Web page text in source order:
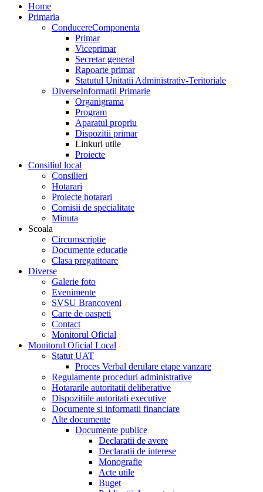
Home
Primaria
ConducereComponenta
Primar
Viceprimar
Secretar general
Rapoarte primar
Statutul Unitatii Administrativ-Teritoriale
DiverseInformatii Primarie
Organigrama
Program
Aparatul propriu
Dispozitii primar
Linkuri utile
Proiecte
Consiliul local
Consilieri
Hotarari
Proiecte hotarari
Comisii de specialitate
Minuta
Scoala
Circumscriptie
Documente educatie
Clasa pregatitoare
Diverse
Galerie foto
Evenimente
SVSU Brancoveni
Carte de oaspeti
Contact
Monitorul Oficial
Monitorul Oficial Local
Statut UAT
Proces Verbal derulare etape vanzare
Regulamente proceduri administrative
Hotararile autoritatii deliberative
Dispozitiile autoritati executive
Documente si informatii financiare
Alte documente
Documente publice
Declaratii de avere
Declaratii de interese
Monografie
Acte utile
Buget